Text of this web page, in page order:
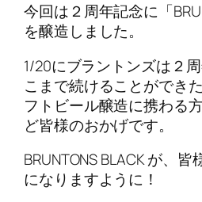
今回は２周年記念に「
を醸造しました。
1/20にブラントンズは２
こまで続けることができ
フトビール醸造に携わる
ど皆様のおかげです。
BRUNTONS BLACK が、
になりますように！